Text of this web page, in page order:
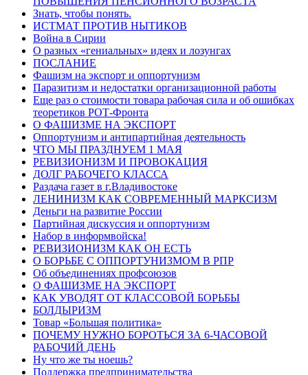
Знать, чтобы понять.
ИСТМАТ ПРОТИВ НЫТИКОВ
Война в Сирии
О разных «гениальных» идеях и лозунгах
ПОСЛАНИЕ
Фашизм на экспорт и оппортунизм
Паразитизм и недостатки организационной работы
Еще раз о стоимости товара рабочая сила и об ошибках
теоретиков РОТ-Фронта
О ФАШИЗМЕ НА ЭКСПОРТ
Оппортунизм и антипартийная деятельность
ЧТО МЫ ПРАЗДНУЕМ 1 МАЯ
РЕВИЗИОНИЗМ И ПРОВОКАЦИЯ
ДОЛГ РАБОЧЕГО КЛАССА
Раздача газет в г.Владивостоке
ЛЕНИНИЗМ КАК СОВРЕМЕННЫЙ МАРКСИЗМ
Деньги на развитие России
Партийная дискуссия и оппортунизм
Набор в информвойска!
РЕВИЗИОНИЗМ КАК ОН ЕСТЬ
О БОРЬБЕ С ОППОРТУНИЗМОМ В РПР
Об объединениях профсоюзов
О ФАШИЗМЕ НА ЭКСПОРТ
КАК УВОДЯТ ОТ КЛАССОВОЙ БОРЬБЫ
БОЛДЫРИЗМ
Товар «Большая политика»
ПОЧЕМУ НУЖНО БОРОТЬСЯ ЗА 6-ЧАСОВОЙ
РАБОЧИЙ ДЕНЬ
Ну что же ты ноешь?
Поддержка предпринимательства